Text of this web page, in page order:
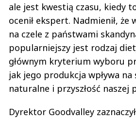
ale jest kwestią czasu, kiedy
ocenił ekspert. Nadmienił, że
na czele z państwami
popularniejszy jest rodzaj
głównym kryterium wyboru
jak jego produkcja wpływa
naturalne i przyszłość naszej
Dyrektor Goodvalley